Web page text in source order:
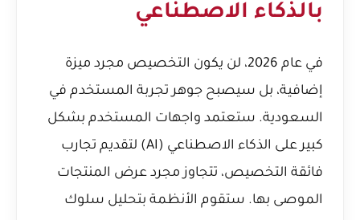
بالذكاء الاصطناعي
في عام 2026، لن يكون التخصيص مجرد ميزة
إضافية، بل سيصبح جوهر تجربة المستخدم في
السعودية. ستعتمد واجهات المستخدم بشكل
كبير على الذكاء الاصطناعي (AI) لتقديم تجارب
فائقة التخصيص، تتجاوز مجرد عرض المنتجات
الموصى بها. ستقوم الأنظمة بتحليل سلوك